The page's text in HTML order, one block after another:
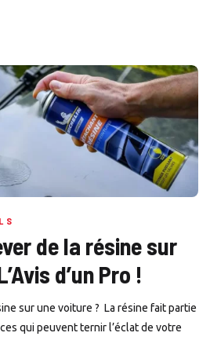
de la résine sur
d’un Pro !
sur une voiture ? La résine fait partie
qui peuvent ternir l’éclat de votre